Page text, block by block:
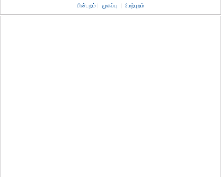
பின்புறம் | முகப்பு | மேற்புறம்